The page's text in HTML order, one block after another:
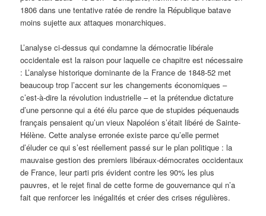
1806 dans une tentative ratée de rendre la République batave
moins sujette aux attaques monarchiques.
L’analyse ci-dessus qui condamne la démocratie libérale
occidentale est la raison pour laquelle ce chapitre est nécessaire
: L’analyse historique dominante de la France de 1848-52 met
beaucoup trop l’accent sur les changements économiques –
c’est-à-dire la révolution industrielle – et la prétendue dictature
d’une personne qui a été élu parce que de stupides péquenauds
français pensaient qu’un vieux Napoléon s’était libéré de Sainte-
Hélène. Cette analyse erronée existe parce qu’elle permet
d’éluder ce qui s’est réellement passé sur le plan politique : la
mauvaise gestion des premiers libéraux-démocrates occidentaux
de France, leur parti pris évident contre les 90% les plus
pauvres, et le rejet final de cette forme de gouvernance qui n’a
fait que renforcer les inégalités et créer des crises régulières.